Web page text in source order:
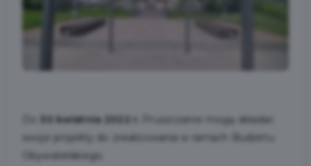
30 kwietnia 2022 r.
Pruszczanie mogą składać
swoje projekty do zrealizowania w ramach Budżetu
Obywatelskiego.